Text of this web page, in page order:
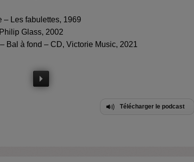
– Les fabulettes, 1969
Glass, 2002
Bal à fond – CD, Victorie Music, 2021
Télécharger le podcast